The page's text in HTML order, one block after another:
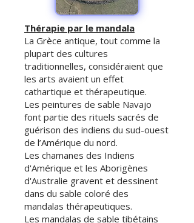
Thérapie par le mandala
La Grèce antique, tout comme la
plupart des cultures
traditionnelles, considéraient que
les arts avaient un effet
cathartique et thérapeutique.
Les peintures de sable Navajo
font partie des rituels sacrés de
guérison des indiens du sud-ouest
de l’Amérique du nord.
Les chamanes des Indiens
d'Amérique et les Aborigènes
d'Australie gravent et dessinent
dans du sable coloré des
mandalas thérapeutiques.
Les mandalas de sable tibétains